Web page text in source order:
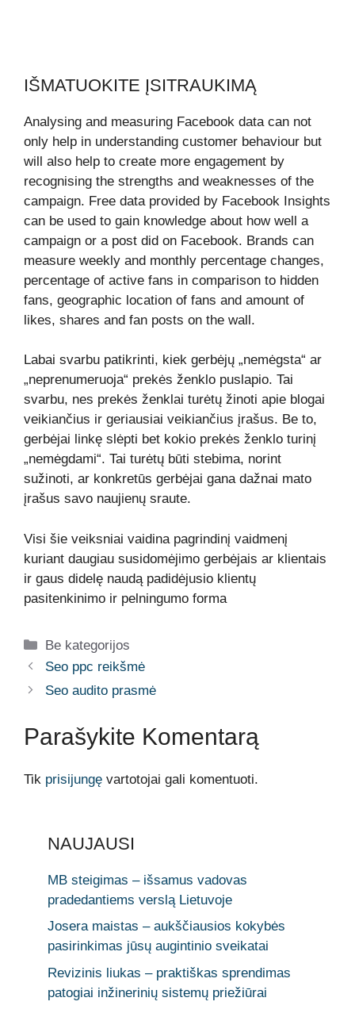
IŠMATUOKITE ĮSITRAUKIMĄ
Analysing and measuring Facebook data can not
only help in understanding customer behaviour but
will also help to create more engagement by
recognising the strengths and weaknesses of the
campaign. Free data provided by Facebook Insights
can be used to gain knowledge about how well a
campaign or a post did on Facebook. Brands can
measure weekly and monthly percentage changes,
percentage of active fans in comparison to hidden
fans, geographic location of fans and amount of
likes, shares and fan posts on the wall.
Labai svarbu patikrinti, kiek gerbėjų „nemėgsta“ ar
„neprenumeruoja“ prekės ženklo puslapio. Tai
svarbu, nes prekės ženklai turėtų žinoti apie blogai
veikiančius ir geriausiai veikiančius įrašus. Be to,
gerbėjai linkę slėpti bet kokio prekės ženklo turinį
„nemėgdami“. Tai turėtų būti stebima, norint
sužinoti, ar konkretūs gerbėjai gana dažnai mato
įrašus savo naujienų sraute.
Visi šie veiksniai vaidina pagrindinį vaidmenį
kuriant daugiau susidomėjimo gerbėjais ar klientais
ir gaus didelę naudą padidėjusio klientų
pasitenkinimo ir pelningumo forma
Kategorijos
Be kategorijos
Seo ppc reikšmė
Seo audito prasmė
Parašykite Komentarą
Tik prisijungę vartotojai gali komentuoti.
NAUJAUSI
MB steigimas – išsamus vadovas
pradedantiems verslą Lietuvoje
Josera maistas – aukščiausios kokybės
pasirinkimas jūsų augintinio sveikatai
Revizinis liukas – praktiškas sprendimas
patogiai inžinerinių sistemų priežiūrai